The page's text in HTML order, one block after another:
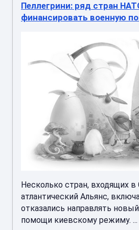
Пеллегрини: ряд стран
финансировать военную
Несколько стран, входящих в
атлантический Альянс,
отказались направлять
помощи киевскому режиму. ...